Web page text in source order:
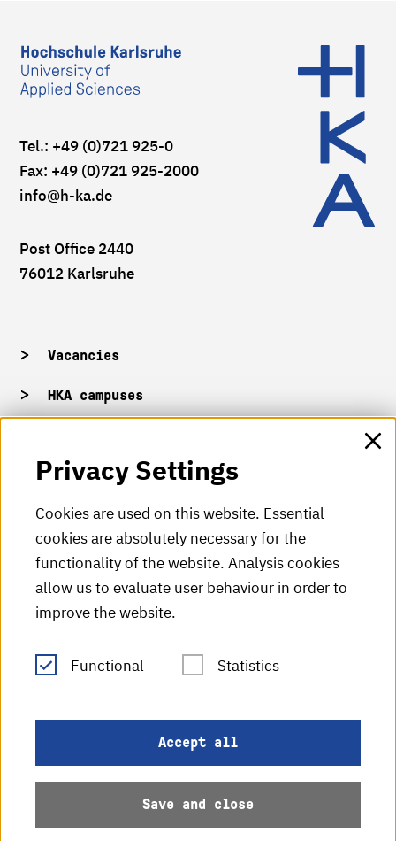
Tel.: +49 (0)721 925-0
Fax: +49 (0)721 925-2000
info@h-ka.de
Post Office 2440
76012 Karlsruhe
Vacancies
HKA campuses
HKA Shop
HKA videos
HKA radio
HKA publications
RSS Feed
Data protection
Accessibility
Privacy Settings
Cookies are used on this website. Essential
cookies are absolutely necessary for the
functionality of the website. Analysis cookies
allow us to evaluate user behaviour in order to
improve the website.
Functional Statistics
Accept all
Save and close